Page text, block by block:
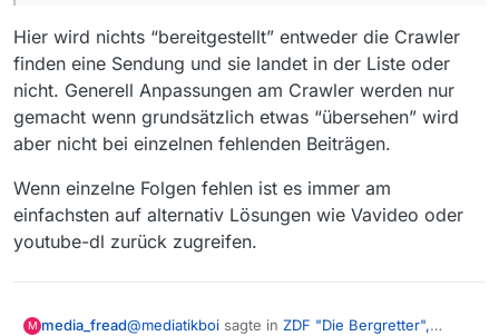
Hier wird nichts “bereitgestellt” entweder die Crawler
finden eine Sendung und sie landet in der Liste oder
nicht. Generell Anpassungen am Crawler werden nur
gemacht wenn grundsätzlich etwas “übersehen” wird
aber nicht bei einzelnen fehlenden Beiträgen.
Wenn einzelne Folgen fehlen ist es immer am
einfachsten auf alternativ Lösungen wie Vavideo oder
youtube-dl zurück zugreifen.
M media_fread@mediatikboi sagte in ZDF "Die Bergretter",